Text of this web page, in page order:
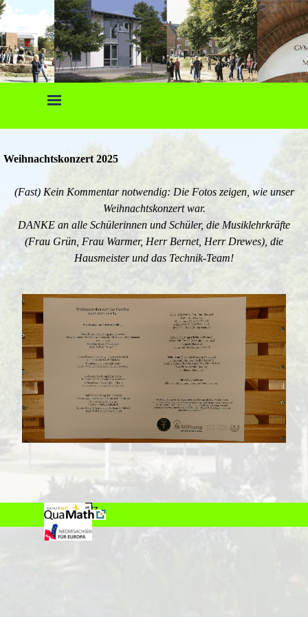
Direkt zum Seiteninhalt
Weihnachtskonzert 2025
(Fast) Kein Kommentar notwendig: Die Fotos zeigen, wie unser
Weihnachtskonzert war.
DANKE an alle Schülerinnen und Schüler, die Musiklehrkräfte
(Frau Grün, Frau Warmer, Herr Bernet, Herr Drewes), die
Hausmeister und das Technik-Team!
Impressum
Datenschutz
Zurück zum Seiteninhalt